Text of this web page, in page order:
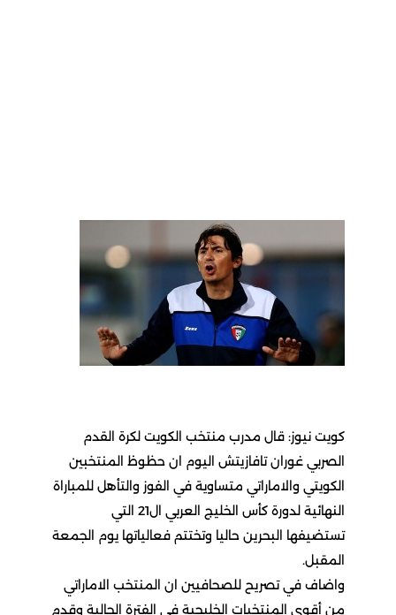
كويت نيوز: قال مدرب منتخب الكويت لكرة القدم
الصربي غوران تافازيتش اليوم ان حظوظ المنتخبين
الكويتي والاماراتي متساوية في الفوز والتأهل للمباراة
النهائية لدورة كأس الخليج العربي ال21 التي
تستضيفها البحرين حاليا وتختتم فعالياتها يوم الجمعة
المقبل.
واضاف في تصريح للصحافيين ان المنتخب الاماراتي
من أقوى المنتخبات الخليجية في الفترة الحالية وقدم